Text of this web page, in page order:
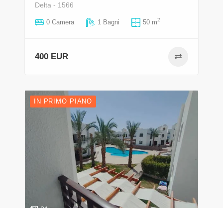
Delta - 1566
0 Camera 1 Bagni 50 m2
400 EUR
IN PRIMO PIANO